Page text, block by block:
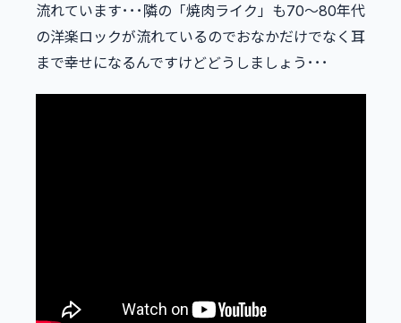
流れています･･･隣の「焼肉ライク」も70～80年代
の洋楽ロックが流れているのでおなかだけでなく耳
まで幸せになるんですけどどうしましょう･･･